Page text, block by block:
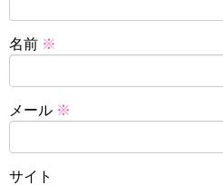
名前 ※
メール ※
サイト